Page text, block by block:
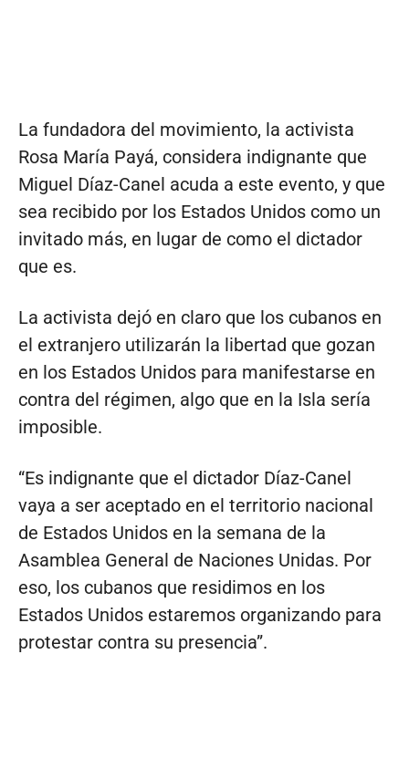
La fundadora del movimiento, la activista
Rosa María Payá, considera indignante que
Miguel Díaz-Canel acuda a este evento, y que
sea recibido por los Estados Unidos como un
invitado más, en lugar de como el dictador
que es.
La activista dejó en claro que los cubanos en
el extranjero utilizarán la libertad que gozan
en los Estados Unidos para manifestarse en
contra del régimen, algo que en la Isla sería
imposible.
“Es indignante que el dictador Díaz-Canel
vaya a ser aceptado en el territorio nacional
de Estados Unidos en la semana de la
Asamblea General de Naciones Unidas. Por
eso, los cubanos que residimos en los
Estados Unidos estaremos organizando para
protestar contra su presencia”.